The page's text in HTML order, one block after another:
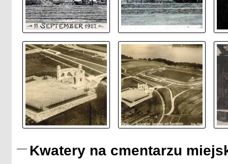
Kwatery na cmentarzu